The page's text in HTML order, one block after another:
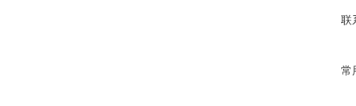
联
常